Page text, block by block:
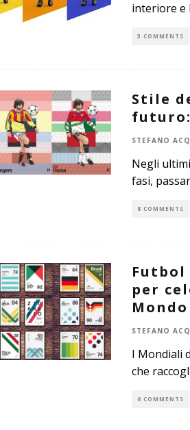
interiore e
3 COMMENTS
Stile
STEFANO
Negli
fasi,
8 COMMENTS
per
Mondo
STEFANO
I Mondiali
che
6 COMMENTS